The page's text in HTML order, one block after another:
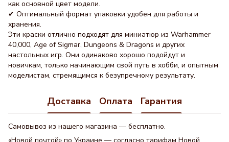
как основной цвет модели.
✔ Оптимальный формат упаковки удобен для работы и
хранения.
Эти краски отлично подходят для миниатюр из Warhammer
40,000, Age of Sigmar, Dungeons & Dragons и других
настольных игр. Они одинаково хорошо подойдут и
новичкам, только начинающим свой путь в хобби, и опытным
моделистам, стремящимся к безупречному результату.
Доставка Оплата Гарантия
Самовывоз из нашего магазина — бесплатно.